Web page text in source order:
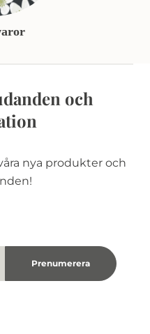
och
nya produkter och